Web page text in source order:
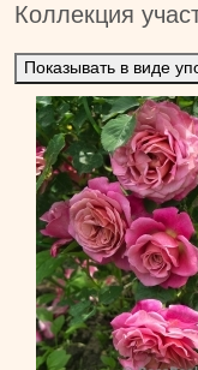
Коллекция
Показывать в виде